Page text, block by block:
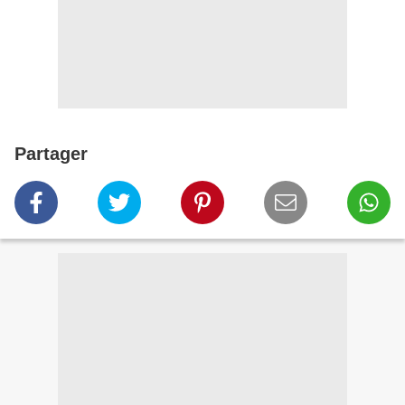
Partager